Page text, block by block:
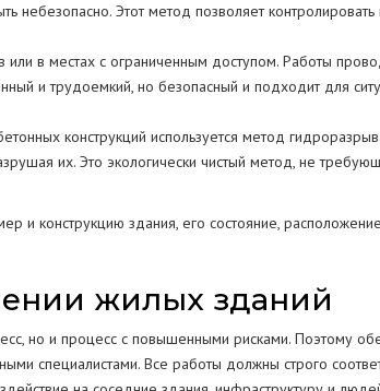
небезопасно. Этот метод позволяет
в местах с ограниченным доступом. Работы
и трудоемкий, но безопасный и подходит для
конструкций используется метод
их. Это экологически чистый метод, не
и конструкцию здания, его состояние,
жилых зданий
но и процесс с повышенными рисками. Поэтому
специалистами. Все работы должны строго